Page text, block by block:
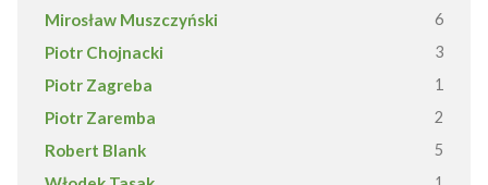
Mirosław Muszczyński 6
Piotr Chojnacki 3
Piotr Zagreba 1
Piotr Zaremba 2
Robert Blank 5